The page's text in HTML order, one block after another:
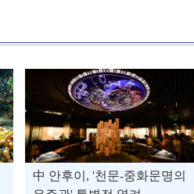
中 안후이, '천문-중화문명의